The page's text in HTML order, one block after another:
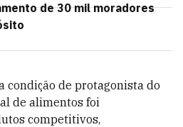
de 30 mil moradores
condição de protagonista do
de alimentos foi
competitivos,